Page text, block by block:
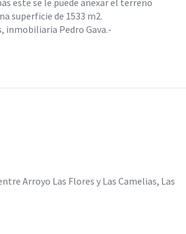
este se le puede anexar el terreno
superficie de 1533 m2.
inmobiliaria Pedro Gava.-
Arroyo Las Flores y Las Camelias, Las